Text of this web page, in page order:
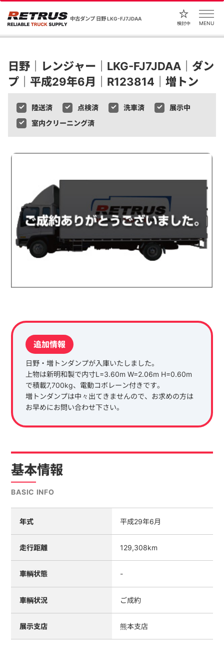
中古ダンプ 日野 LKG-FJ7JDAA
検討中 MENU
日野｜レンジャー｜LKG-FJ7JDAA｜ダン
プ｜平成29年6月｜R123814｜増トン
陸送済 点検済 洗車済
展示中
室内クリーニング済
追加情報
日野・増トンダンプが入庫いたしました。
上物は新明和製で内寸L=3.60m W=2.06m H=0.60m
で積載7,700kg、電動コボレーン付きです。
増トンダンプは中々出てきませんので、お求めの方は
お早めにお問い合わせ下さい。
基本情報
BASIC INFO
年式 平成29年6月
走行距離 129,308km
車輌状態 -
車輌状況 ご成約
展示支店 熊本支店